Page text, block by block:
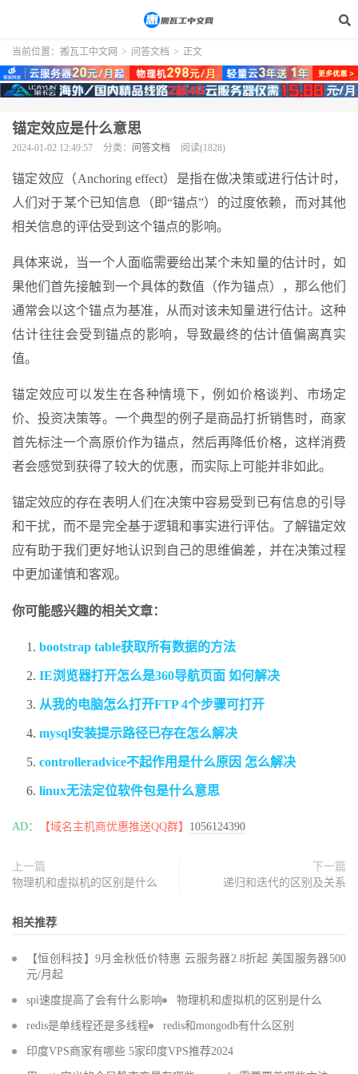
当前位置： 搬瓦工中文网 > 问答文档 > 正文
锚定效应是什么意思
2024-01-02 12:49:57 分类： 问答文档 阅读(1828)
锚定效应（Anchoring effect）是指在做决策或进行估计时，
人们对于某个已知信息（即“锚点”）的过度依赖，而对其他
相关信息的评估受到这个锚点的影响。
具体来说，当一个人面临需要给出某个未知量的估计时，如
果他们首先接触到一个具体的数值（作为锚点），那么他们
通常会以这个锚点为基准，从而对该未知量进行估计。这种
估计往往会受到锚点的影响，导致最终的估计值偏离真实
值。
锚定效应可以发生在各种情境下，例如价格谈判、市场定
价、投资决策等。一个典型的例子是商品打折销售时，商家
首先标注一个高原价作为锚点，然后再降低价格，这样消费
者会感觉到获得了较大的优惠，而实际上可能并非如此。
锚定效应的存在表明人们在决策中容易受到已有信息的引导
和干扰，而不是完全基于逻辑和事实进行评估。了解锚定效
应有助于我们更好地认识到自己的思维偏差，并在决策过程
中更加谨慎和客观。
你可能感兴趣的相关文章：
bootstrap table获取所有数据的方法
IE浏览器打开怎么是360导航页面 如何解决
从我的电脑怎么打开FTP 4个步骤可打开
mysql安装提示路径已存在怎么解决
controlleradvice不起作用是什么原因 怎么解决
linux无法定位软件包是什么意思
AD： 【域名主机商优惠推送QQ群】 1056124390
上一篇
物理机和虚拟机的区别是什么
下一篇
递归和迭代的区别及关系
相关推荐
【恒创科技】9月金秋低价特惠 云服务器2.8折起 美国服务器500
元/月起
spi速度提高了会有什么影响 物理机和虚拟机的区别是什么
redis是单线程还是多线程 redis和mongodb有什么区别
印度VPS商家有哪些 5家印度VPS推荐2024